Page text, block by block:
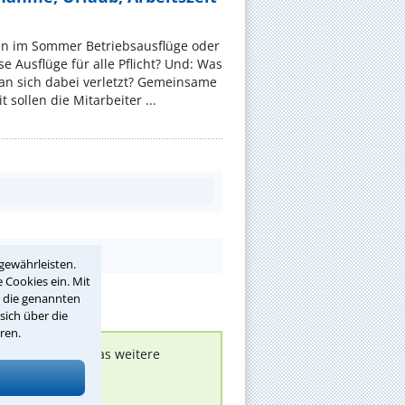
Cookies ein. Mit
genannten
über die
im Sommer Betriebsausflüge oder
Ausflüge für alle Pflicht? Und: Was
sich dabei verletzt? Gemeinsame
sollen die Mitarbeiter ...
melden, um das weitere